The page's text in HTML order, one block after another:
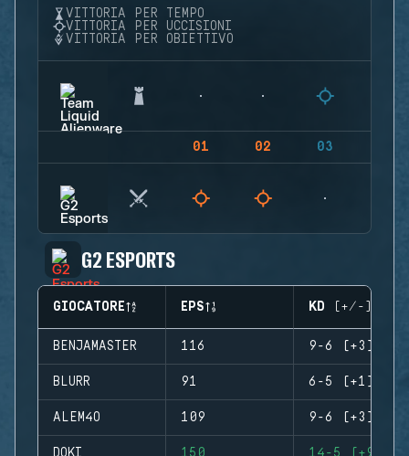
VITTORIA PER TEMPO
VITTORIA PER UCCISIONI
VITTORIA PER OBIETTIVO
01 02 03
G2 ESPORTS
GIOCATORE EPS KD (+/-)
BENJAMASTER 116 9-6 (+3)
BLURR 91 6-5 (+1)
ALEM4O 109 9-6 (+3)